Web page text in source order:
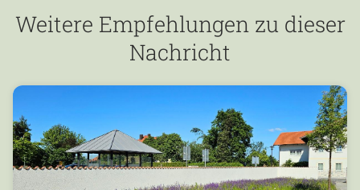
Weitere Empfehlungen zu dieser
Nachricht